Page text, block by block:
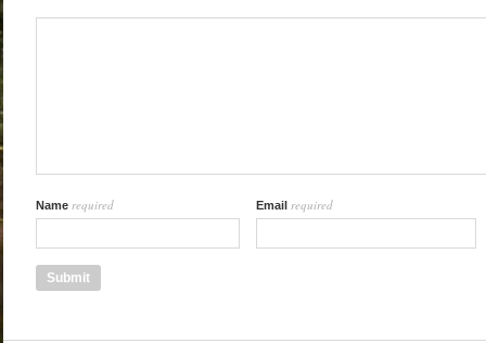
Name required Email required